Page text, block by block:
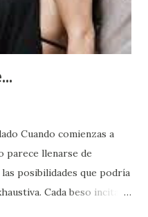
Cuando comienzas a
parece llenarse de
posibilidades que podría
Cada beso incita